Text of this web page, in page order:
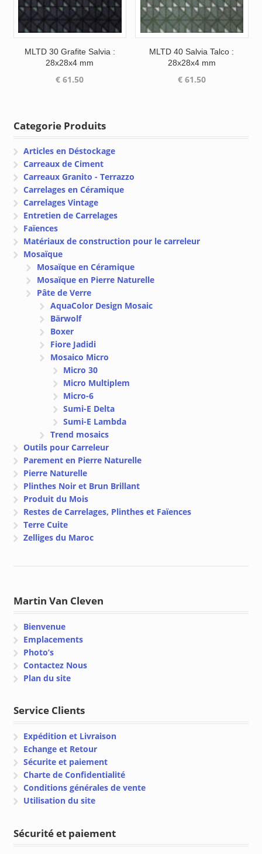
MLTD 30 Grafite Salvia :
28x28x4 mm
€ 61.50
MLTD 40 Salvia Talco :
28x28x4 mm
€61.50
Categorie Produits
Articles en Déstockage
Carreaux de Ciment
Carreaux Granito - Terrazzo
Carrelages en Céramique
Carrelages Vintage
Entretien de Carrelages
Faïences
Matériaux de construction pour le carreleur
Mosaïque
Mosaïque en Céramique
Mosaïque en Pierre Naturelle
Pâte de Verre
AquaColor Design Mosaic
Bärwolf
Boxer
Fiore Jadidi
Mosaico Micro
Micro 30
Micro Multiplem
Micro-6
Sumi-E Delta
Sumi-E Lambda
Trend mosaics
Outils pour Carreleur
Parement en Pierre Naturelle
Pierre Naturelle
Plinthes Noir et Brun Brillant
Produit du Mois
Restes de Carrelages, Plinthes et Faïences
Terre Cuite
Zelliges du Maroc
Martin Van Cleven
Bienvenue
Emplacements
Photo’s
Contactez Nous
Plan du site
Service Clients
Expédition et Livraison
Echange et Retour
Sécurite et paiement
Charte de Confidentialité
Conditions générales de vente
Utilisation du site
Sécurité et paiement